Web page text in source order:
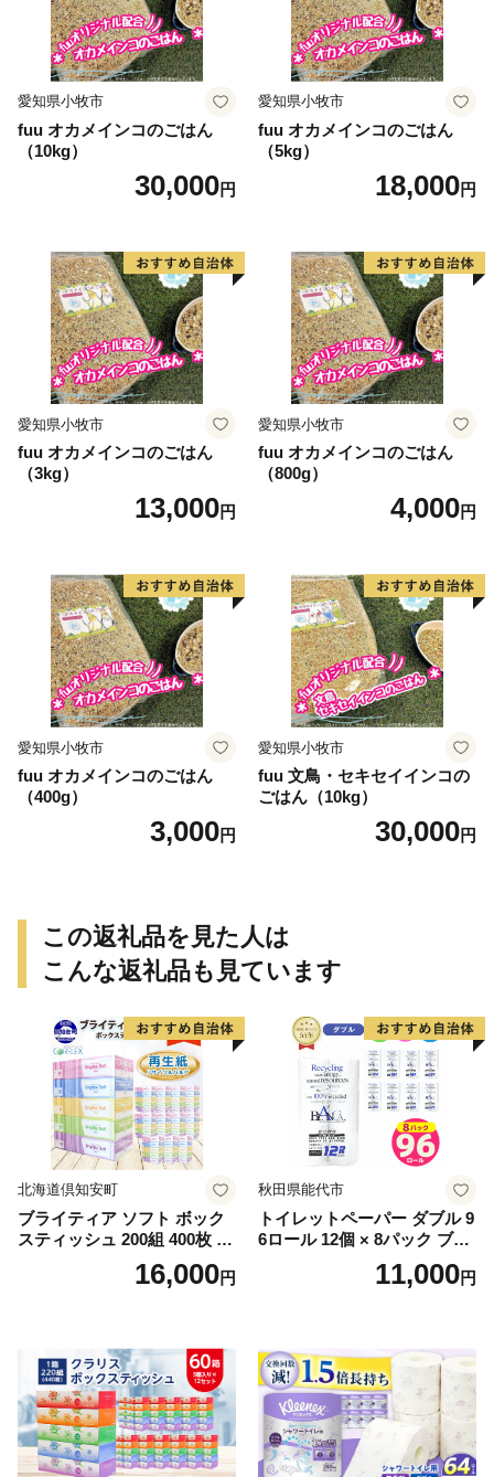
承ください。
【返礼品・お届け・寄付についてのお問い合わせ】
新居浜市ふるさと納税担当窓口
TEL 050-1730-1245
FAX 050-3537-1729
niihama@furusato-supports.com
愛知県小牧市
fuu オカメインコのごはん
（10kg）
30,000円
愛知県小牧市
fuu オカメインコのごはん
（5kg）
18,000円
愛知県小牧市
fuu オカメインコのごはん
（3kg）
13,000円
愛知県小牧市
fuu オカメインコのごはん
（800g）
4,000円
愛知県小牧市
fuu オカメインコのごはん
（400g）
3,000円
愛知県小牧市
fuu 文鳥・セキセイインコの
ごはん（10kg）
30,000円
この返礼品を見た人は
こんな返礼品も見ています
北海道倶知安町
ブライティア ソフト ボック
スティッシュ 200組 400枚 60
箱 日本製 まとめ買い ティッ
シュ リサイクル 長持 防災 常
倶知安町 日用品
16,000円
秋田県能代市
トイレットペーパー ダブル 9
6ロール 12個 × 8パック ブラ
ンカ 再生紙 100％ 芯あり 日
用品 消耗品 無香料 生活用品
11,000円